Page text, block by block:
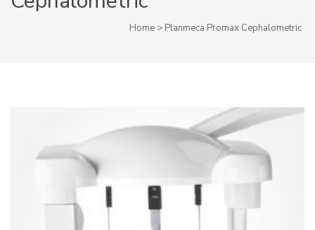
Home > Planmeca Promax Cephalometric